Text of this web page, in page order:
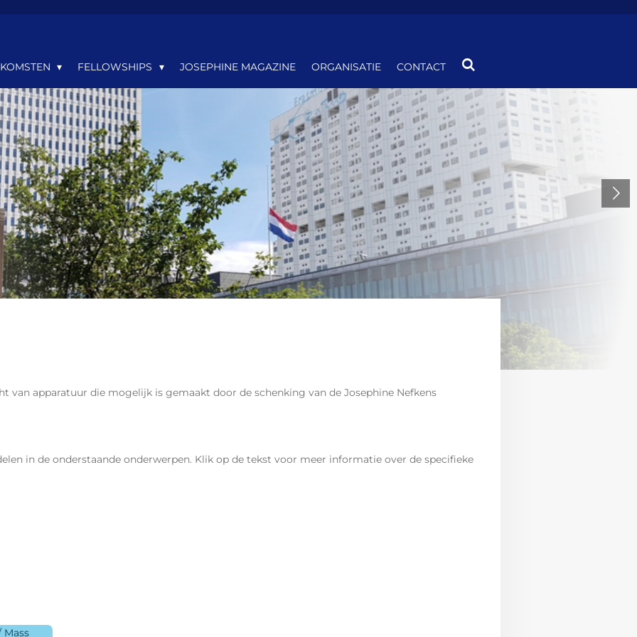
FELLOWSHIPS JOSEPHINE MAGAZINE ORGANISATIE CONTACT
van apparatuur die mogelijk is gemaakt door de schenking van de Josephine Nefkens
in de onderstaande onderwerpen. Klik op de tekst voor meer informatie over de specifieke